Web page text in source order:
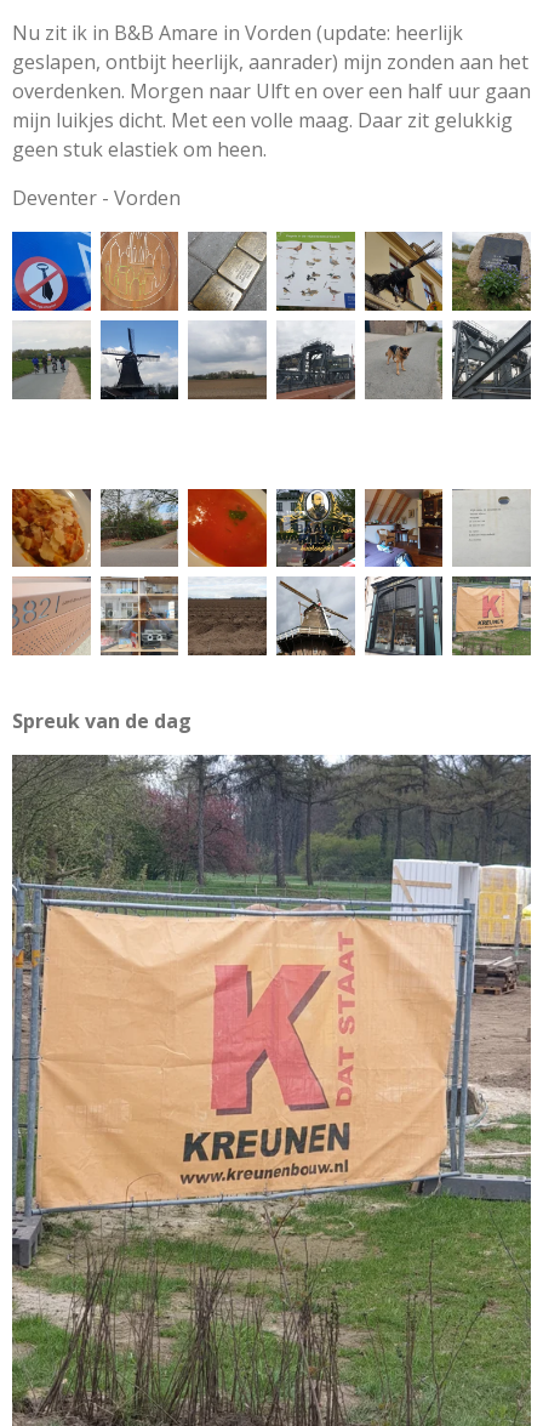
Nu zit ik in B&B Amare in Vorden (update: heerlijk
geslapen, ontbijt heerlijk, aanrader) mijn zonden aan het
overdenken. Morgen naar Ulft en over een half uur gaan
mijn luikjes dicht. Met een volle maag. Daar zit gelukkig
geen stuk elastiek om heen.
Deventer - Vorden
Spreuk van de dag